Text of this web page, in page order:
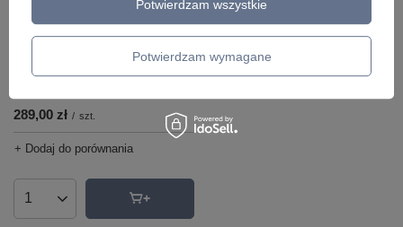
Lampa sufitowa oprawa spot BOT
289,00 zł / szt.
+ Dodaj do porównania
Ilość produktów
Potwierdzam wymagane
Potwierdzam wszystkie